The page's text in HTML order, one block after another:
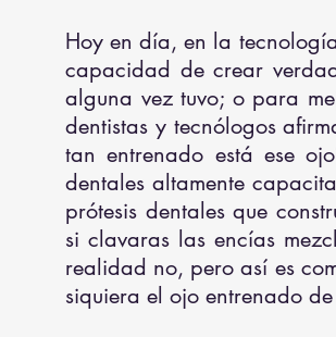
Hoy en día, en la
capacidad de crear
alguna vez tuvo; o para
dentistas y tecnólogos
tan entrenado está ese
dentales altamente
prótesis dentales que
si clavaras las encías
realidad no, pero así es
siquiera el ojo entrenado